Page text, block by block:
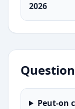
2026
Peut-on